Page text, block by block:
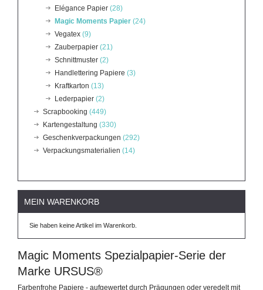
Elégance Papier (28)
Magic Moments Papier (24)
Vegatex (9)
Zauberpapier (21)
Schnittmuster (2)
Handlettering Papiere (3)
Kraftkarton (13)
Lederpapier (2)
Scrapbooking (449)
Kartengestaltung (330)
Geschenkverpackungen (292)
Verpackungsmaterialien (14)
MEIN WARENKORB
Sie haben keine Artikel im Warenkorb.
Magic Moments Spezialpapier-Serie der
Marke URSUS®
Farbenfrohe Papiere - aufgewertet durch Prägungen oder veredelt mit